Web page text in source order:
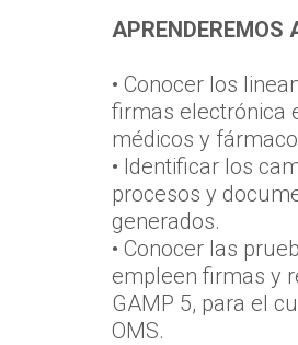
APRENDEREMOS
• Conocer los
firmas electrónica
médicos y
• Identificar los
procesos y
generados.
• Conocer las
empleen firmas y
GAMP 5, para el
OMS.